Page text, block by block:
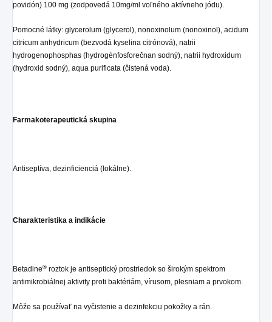
povidón) 100 mg (zodpovedá 10mg/ml voľného aktívneho jódu).
Pomocné látky: glycerolum (glycerol), nonoxinolum (nonoxinol), acidum
citricum anhydricum (bezvodá kyselina citrónová), natrii
hydrogenophosphas (hydrogénfosforečnan sodný), natrii hydroxidum
(hydroxid sodný), aqua purificata (čistená voda).
Farmakoterapeutická skupina
Antiseptíva, dezinficienciá (lokálne).
Charakteristika a indikácie
Betadine® roztok je antiseptický prostriedok so širokým spektrom
antimikrobiálnej aktivity proti baktériám, vírusom, plesniam a prvokom.
Môže sa používať na vyčistenie a dezinfekciu pokožky a rán.